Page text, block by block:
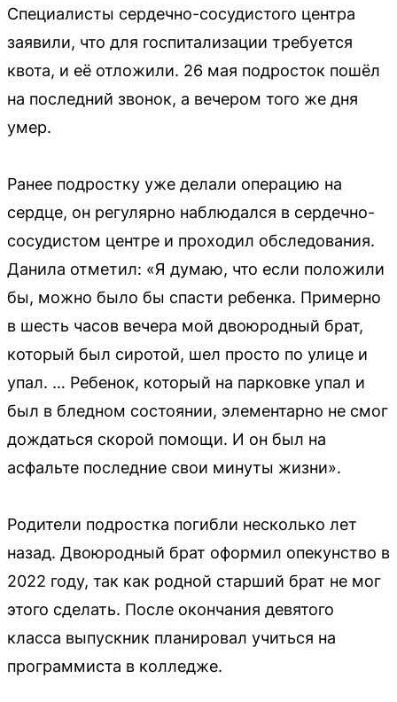
Специалисты сердечно-сосудистого центра
заявили, что для госпитализации требуется
квота, и её отложили. 26 мая подросток пошёл
на последний звонок, а вечером того же дня
умер.
Ранее подростку уже делали операцию на
сердце, он регулярно наблюдался в сердечно-
сосудистом центре и проходил обследования.
Данила отметил: «Я думаю, что если положили
бы, можно было бы спасти ребенка. Примерно
в шесть часов вечера мой двоюродный брат,
который был сиротой, шел просто по улице и
упал. … Ребенок, который на парковке упал и
был в бледном состоянии, элементарно не смог
дождаться скорой помощи. И он был на
асфальте последние свои минуты жизни».
Родители подростка погибли несколько лет
назад. Двоюродный брат оформил опекунство в
2022 году, так как родной старший брат не мог
этого сделать. После окончания девятого
класса выпускник планировал учиться на
программиста в колледже.